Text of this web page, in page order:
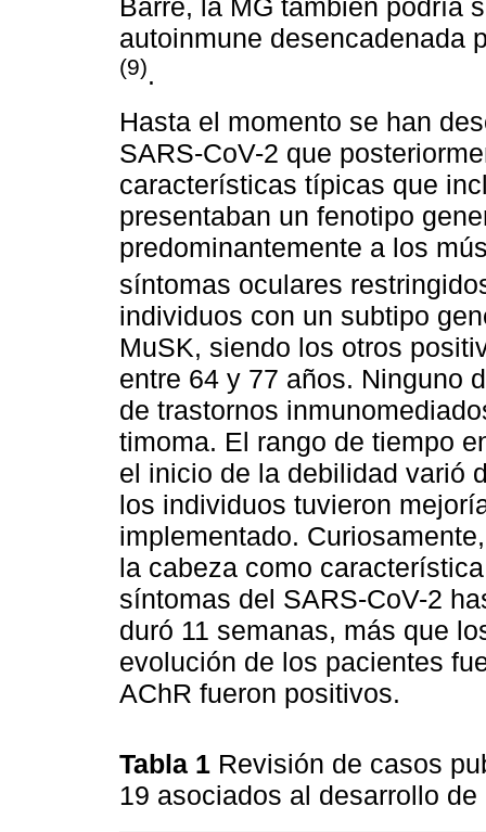
Barré, la MG también podría
autoinmune desencadenada
(9).
Hasta el momento se han
SARS-CoV-2 que
características típicas que
presentaban un fenotipo
predominantemente a los
síntomas oculares
individuos con un subtipo
MuSK, siendo los otros
entre 64 y 77 años. Ninguno
de trastornos
timoma. El rango de tiempo
el inicio de la debilidad varió
los individuos tuvieron
implementado.
la cabeza como
síntomas del SARS-CoV-2
duró 11 semanas, más que
evolución de los pacientes
AChR fueron positivos.
Tabla 1 Revisión de casos
19 asociados al desarrollo